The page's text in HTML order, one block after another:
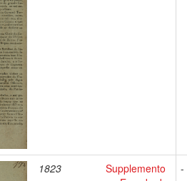
1823
Supplemento
-